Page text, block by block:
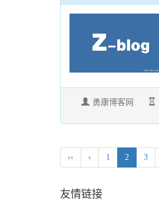
勇康博客网
‹‹ ‹ 1 2 3
友情链接